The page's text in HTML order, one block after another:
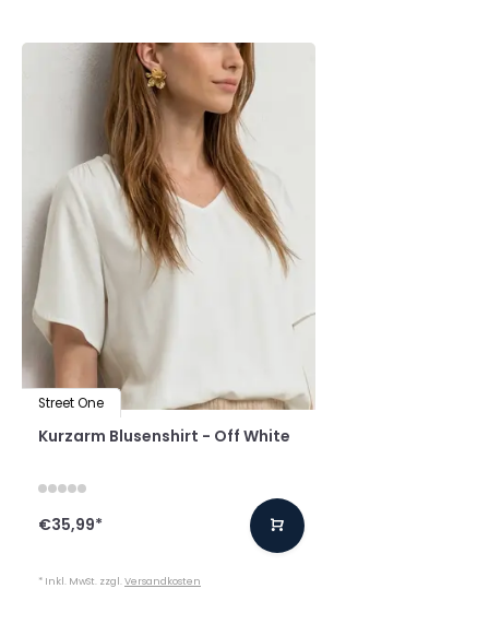
Street One
Kurzarm Blusenshirt - Off White
€35,99*
* Inkl. MwSt. zzgl.Versandkosten